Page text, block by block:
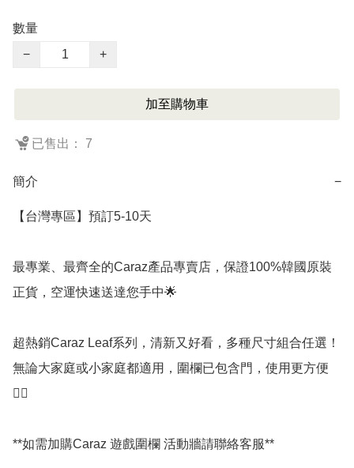
數量
−
+
加至購物車
已售出： 7
簡介 −
【台灣專區】預訂5-10天
最專業、最齊全的Caraz產品專賣店，保證100%韓國原裝
正貨，空運快速送達您手中🌟
超熱銷Caraz Leaf系列，清新又好看，多種尺寸組合任選！
無論大家庭或小家庭都適用，圍欄已包含門，使用更方便
👍🏻
**如需加購Caraz 遊戲圍欄 活動牆請聯絡客服**